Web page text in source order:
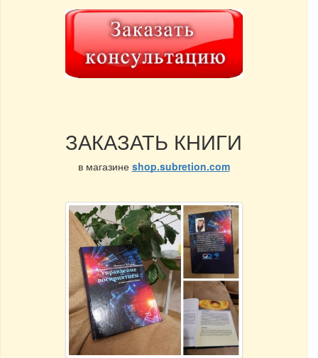
ЗАКАЗАТЬ КНИГИ
в магазине shop.subretion.com